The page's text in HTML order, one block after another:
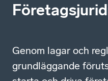
Genom lagar och
grundläggande